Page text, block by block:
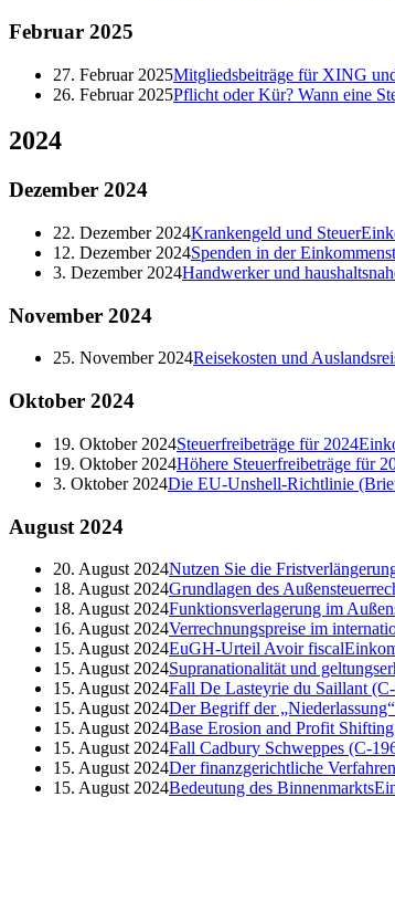
Februar 2025
27. Februar 2025Mitgliedsbeiträge für XING
26. Februar 2025Pflicht oder Kür? Wann eine
2024
Dezember 2024
22. Dezember 2024Krankengeld und Steuer
12. Dezember 2024Spenden in der
3. Dezember 2024Handwerker und
November 2024
25. November 2024Reisekosten und
Oktober 2024
19. Oktober 2024Steuerfreibeträge für 2024
19. Oktober 2024Höhere Steuerfreibeträge für
3. Oktober 2024Die EU-Unshell-Richtlinie
August 2024
20. August 2024Nutzen Sie die
18. August 2024Grundlagen des
18. August 2024Funktionsverlagerung im
16. August 2024Verrechnungspreise im
15. August 2024EuGH-Urteil Avoir fiscal
15. August 2024Supranationalität und
15. August 2024Fall De Lasteyrie du Saillant
15. August 2024Der Begriff der
15. August 2024Base Erosion and Profit
15. August 2024Fall Cadbury Schweppes (C-
15. August 2024Der finanzgerichtliche
15. August 2024Bedeutung des Binnenmarkts